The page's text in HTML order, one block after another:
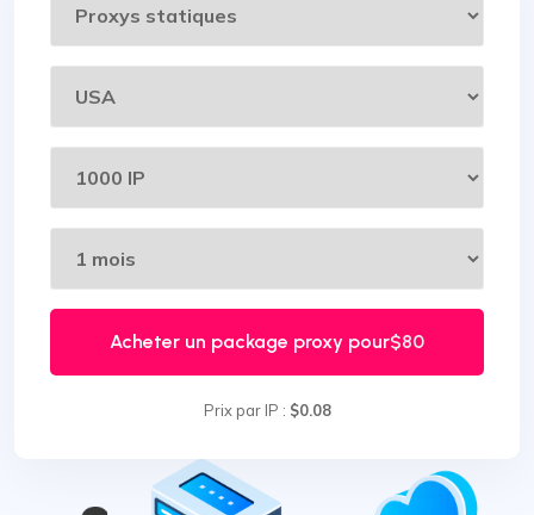
Acheter un package proxy pour$80
Prix par IP : $0.08